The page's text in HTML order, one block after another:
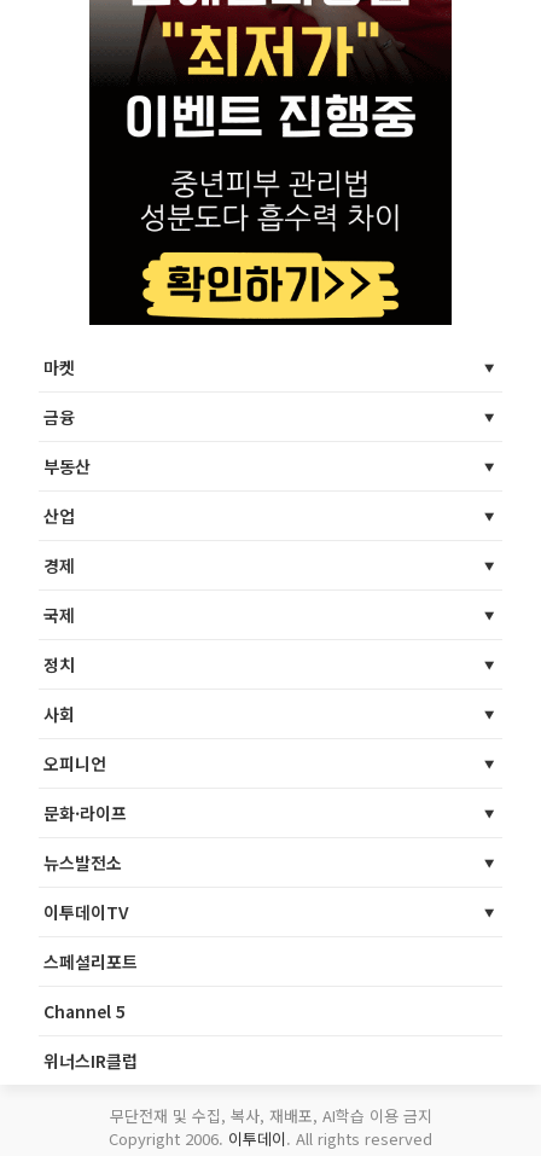
마켓
금융
부동산
산업
경제
국제
정치
사회
오피니언
문화·라이프
뉴스발전소
이투데이TV
스페셜리포트
Channel 5
위너스IR클럽
무단전재 및 수집, 복사, 재배포, AI학습 이용 금지
Copyright 2006. 이투데이. All rights reserved